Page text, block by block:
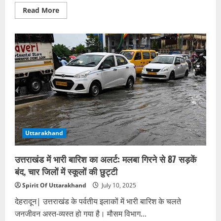
Read MoreRead
more
बारिश
का
कहर:
ऋषिकेश-
बदरीनाथ
हाईवे
बंद,
केदारनाथ
यात्रा
रोकनी
पड़ी,
यमुनोत्री
मार्ग
12वें
दिन
भी
ठप
Uttarakhand
उत्तराखंड में भारी बारिश का अलर्ट: मलबा गिरने से 87 सड़कें
बंद, चार जिलों में स्कूलों की छुट्टी
Spirit Of Uttarakhand July 10, 2025
देहरादून| उत्तराखंड के पर्वतीय इलाकों में भारी बारिश के चलते
जनजीवन अस्त-व्यस्त हो गया है। मौसम विभाग...